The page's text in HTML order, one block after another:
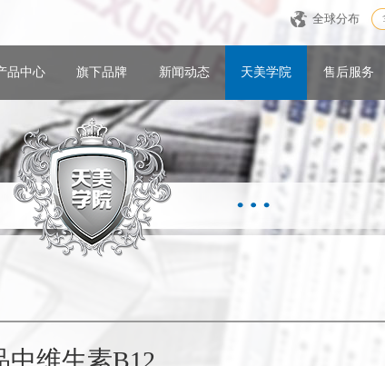
全球分布
品中心 旗下品牌 新闻动态 天美学院 售后服务
维生素B12